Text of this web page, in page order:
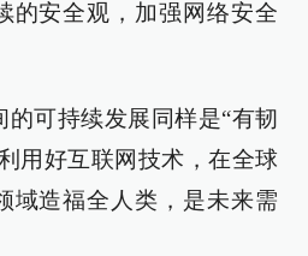
的安全观，加强网络安全
可持续发展同样是“有韧
用好互联网技术，在全球
域造福全人类，是未来需